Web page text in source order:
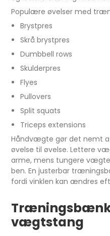
Populære øvelser med
Brystpres
Skrå brystpres
Dumbbell rows
Skulderpres
Flyes
Pullovers
Split squats
Triceps extensions
Håndvægte gør det nemt
øvelse til øvelse. Lettere
arme, mens tungere
ben. En justerbar
fordi vinklen kan ændres
vægtstang